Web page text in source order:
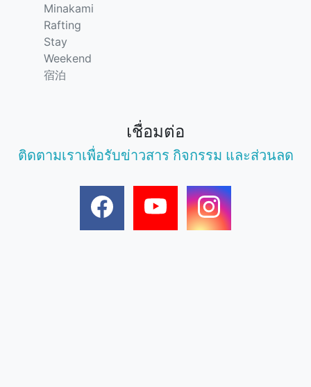
Minakami
Rafting
Stay
Weekend
宿泊
เชื่อมต่อ
ติดตามเราเพื่อรับข่าวสาร กิจกรรม และส่วนลด